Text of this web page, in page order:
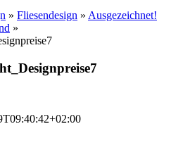
» Fliesendesign » Ausgezeichnet!
»